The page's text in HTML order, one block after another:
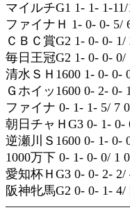
マイルチG1 1- 1- 1-
ファイナＨ 1- 0- 0- 5/
ＣＢＣ賞G2 1- 0- 0- 1/
毎日王冠G2 1- 0- 0- 0/
清水ＳＨ1600 1- 0- 0-
Ｇホイッ1600 0- 2- 0-
ファイナ 0- 1- 1- 5/ 7
朝日チャＨG3 0- 1- 0-
逆瀬川Ｓ1600 0- 1- 0-
1000万下 0- 1- 0- 0/ 1
愛知杯ＨG3 0- 0- 2- 2/
阪神牝馬G2 0- 0- 1- 4/